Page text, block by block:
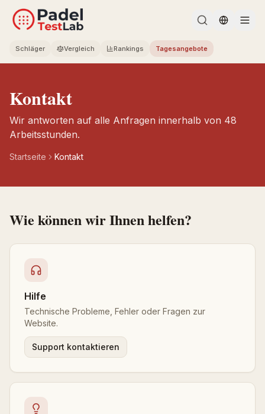
Change
Schläger Vergleich Rankings Tagesangebote
Kontakt
Wir antworten auf alle Anfragen innerhalb von 48
Arbeitsstunden.
Startseite Kontakt
Wie können wir Ihnen helfen?
Hilfe
Technische Probleme, Fehler oder Fragen zur
Website.
Support kontaktieren